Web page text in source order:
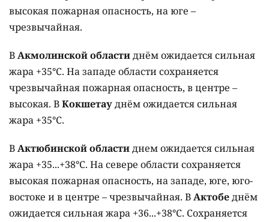
высокая пожарная опасность, на юге –
чрезвычайная.
ВАкмолинской областиднём ожидается сильная
жара +35°C. На западе области сохраняется
чрезвычайная пожарная опасность, в центре –
высокая. ВКокшетауднём ожидается сильная
жара +35°C.
ВАктюбинской областиднем ожидается сильная
жара +35...+38°C. На севере области сохраняется
высокая пожарная опасность, на западе, юге, юго-
востоке и в центре – чрезвычайная. ВАктобеднём
ожидается сильная жара +36...+38°C. Сохраняется